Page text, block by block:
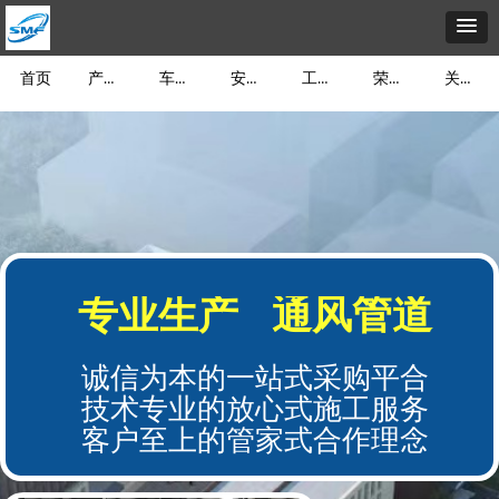
首页 产品展示 车间展示 安装介绍 工程案例 荣誉资质 关于我们
专业生产 通风管道
诚信为本的一站式采购平合
技术专业的放心式施工服务
客户至上的管家式合作理念